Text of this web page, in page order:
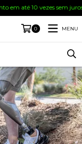
10 vezes sem juros !!!
0 MENU